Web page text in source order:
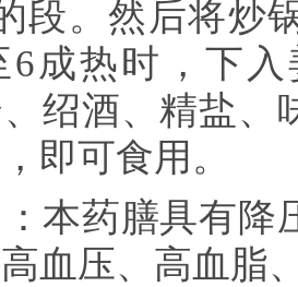
段。然后将炒
6成热时，下
绍酒、精盐、
即可食用。
药膳具有降
血压、高血脂